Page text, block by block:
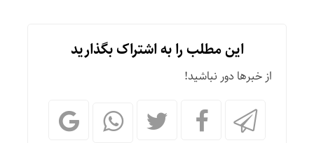
این مطلب را به اشتراک بگذارید
از خبرها دور نباشید!